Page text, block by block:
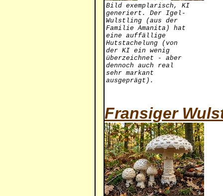
Bild exemplarisch, KI
generiert. Der Igel-
Wulstling (aus der
Familie Amanita) hat
eine auffällige
Hutstachelung (von
der KI ein wenig
überzeichnet - aber
dennoch auch real
sehr markant
ausgeprägt).
Fransiger